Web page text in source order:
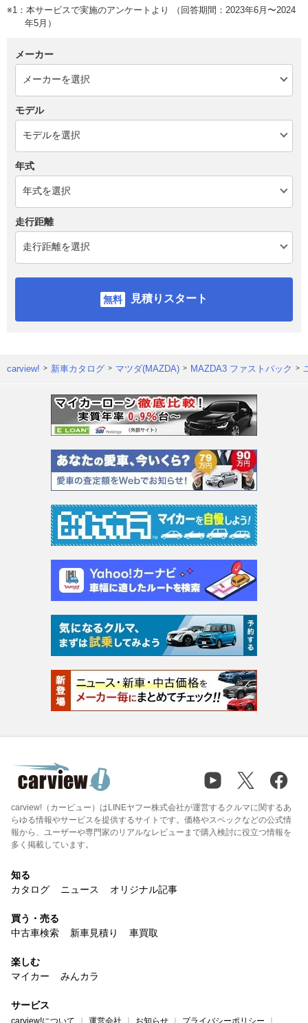
※1：本サービスで実施のアンケートより （回答期間：2023年6月〜2024
年5月）
メーカー
モデル
年式
走行距離
見積りスタート
carview! 新車カタログ マツダ(MAZDA) MAZDA3 ファストバック
carview!（カービュー）はLINEヤフー株式会社が運営するクルマに関するあ
らゆる情報やサービスを提供するサイトです。価格やスペックなどの公式情
報から、ユーザーや専門家のリアルなレビューまで購入検討に役立つ情報を
多く掲載しています。
知る
カタログ
ニュース オリジナル記事
買う・売る
中古車検索
新車見積り 車買取
楽しむ
マイカー
みんカラ
サービス
carview!について 運営会社 お知らせ プライバシーポリシー